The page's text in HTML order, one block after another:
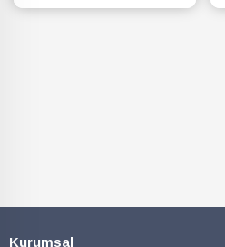
Kurumsal